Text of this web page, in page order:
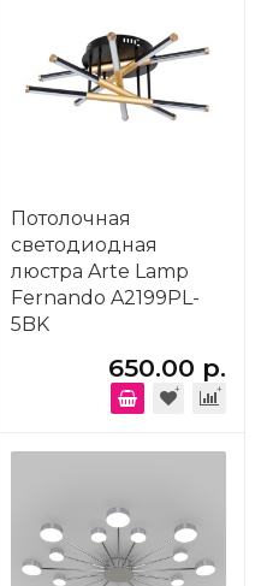
Потолочная
светодиодная
люстра Arte Lamp
Fernando A2199PL-
5BK
650.00 р.